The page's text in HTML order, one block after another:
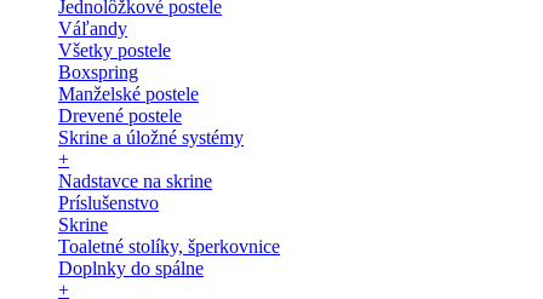
Jednolôžkové postele
Váľandy
Všetky postele
Boxspring
Manželské postele
Drevené postele
Skrine a úložné systémy
+
Nadstavce na skrine
Príslušenstvo
Skrine
Toaletné stolíky, šperkovnice
Doplnky do spálne
+